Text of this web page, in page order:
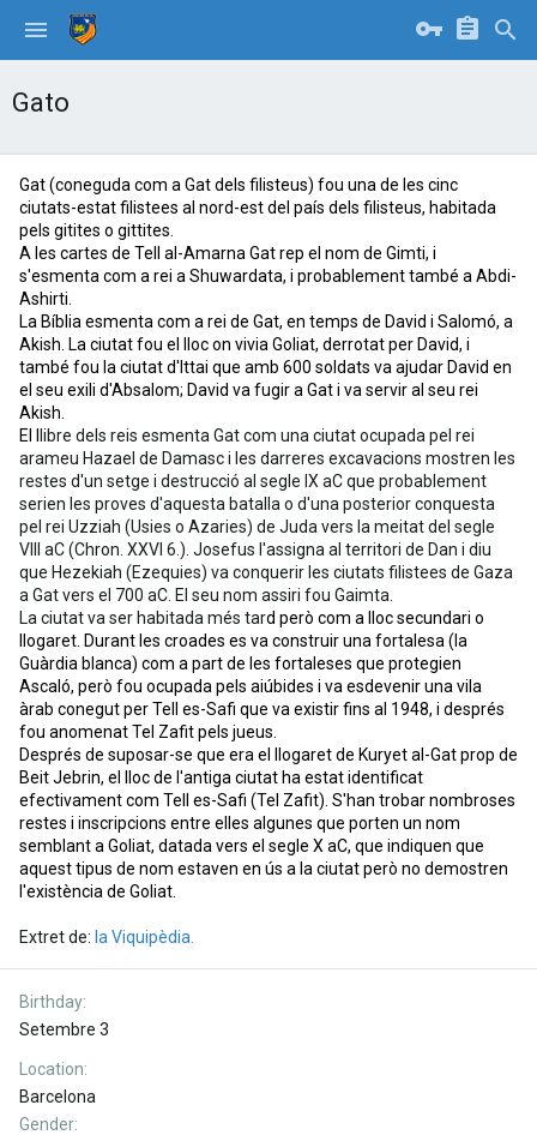
Gato
Gat (coneguda com a Gat dels filisteus) fou una de les cinc
ciutats-estat filistees al nord-est del país dels filisteus, habitada
pels gitites o gittites.
A les cartes de Tell al-Amarna Gat rep el nom de Gimti, i
s'esmenta com a rei a Shuwardata, i probablement també a Abdi-
Ashirti.
La Bíblia esmenta com a rei de Gat, en temps de David i Salomó, a
Akish. La ciutat fou el lloc on vivia Goliat, derrotat per David, i
també fou la ciutat d'Ittai que amb 600 soldats va ajudar David en
el seu exili d'Absalom; David va fugir a Gat i va servir al seu rei
Akish.
El l
libre dels reis esmenta Gat com una ciutat ocupada pel rei
arameu Hazael de Damasc i les darreres excavacions mostren les
restes d'un setge i destrucció al segle IX aC que probablement
serien les proves d'aquesta batalla o d'una posterior conquesta
pel rei Uzziah (Usies o Azaries) de Juda vers la meitat del segle
VIII aC (Chron. XXVI 6.). Josefus l'assigna al territori de Dan i diu
que Hezekiah (Ezequies) va conquerir les ciutats filistees de Gaza
a Gat vers el 700 aC. El seu nom assiri fou Gaimta.
La ciutat va ser habitada més tard però com a lloc secundari o
llogaret. Durant les croades es va construir una fortalesa (la
Guàrdia blanca) com a part de les fortaleses que protegien
Ascaló, però fou ocupada pels aiúbides i va esdevenir una vila
àrab conegut per Tell es-Safi que va existir fins al 1948, i després
fou anomenat Tel Zafit pels jueus.
Després de suposar-se que era el llogaret de Kuryet al-Gat prop de
Beit Jebrin, el lloc de l'antiga ciutat ha estat identificat
efectivament com Tell es-Safi (Tel Zafit). S'han trobar nombroses
restes i inscripcions entre elles algunes que porten un nom
semblant a Goliat, datada vers el segle X aC, que indiquen que
aquest tipus de nom estaven en ús a la ciutat però no demostren
l'existència de Goliat.
Extret de: la Viquipèdia.
Birthday
Setembre 3
Location
Barcelona
Gender